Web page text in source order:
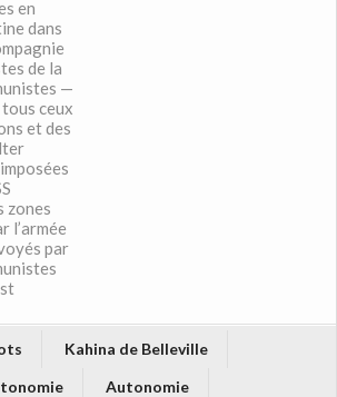
en
dans
de la
—
tous ceux
et des
zones
l’armée
par
Kahina de Belleville
Autonomie